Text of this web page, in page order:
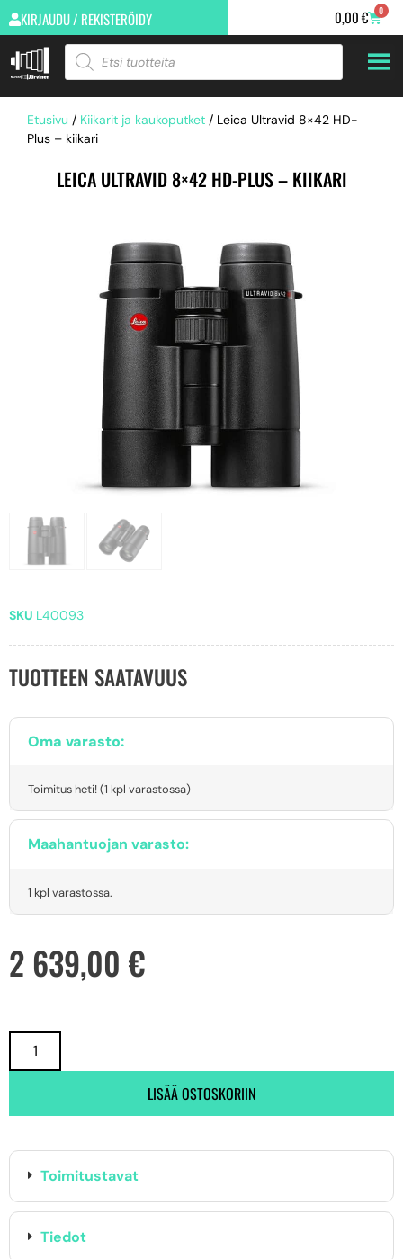
KIRJAUDU / REKISTERÖIDY 0,00€ 0
Etusivu / Kiikarit ja kaukoputket / Leica Ultravid 8×42 HD-
Plus – kiikari
LEICA ULTRAVID 8×42 HD-PLUS – KIIKARI
SKU L40093
TUOTTEEN SAATAVUUS
Oma varasto:
Toimitus heti! (1 kpl varastossa)
Maahantuojan varasto:
1 kpl varastossa.
2 639,00 €
LISÄÄ OSTOSKORIIN
Toimitustavat
Tiedot